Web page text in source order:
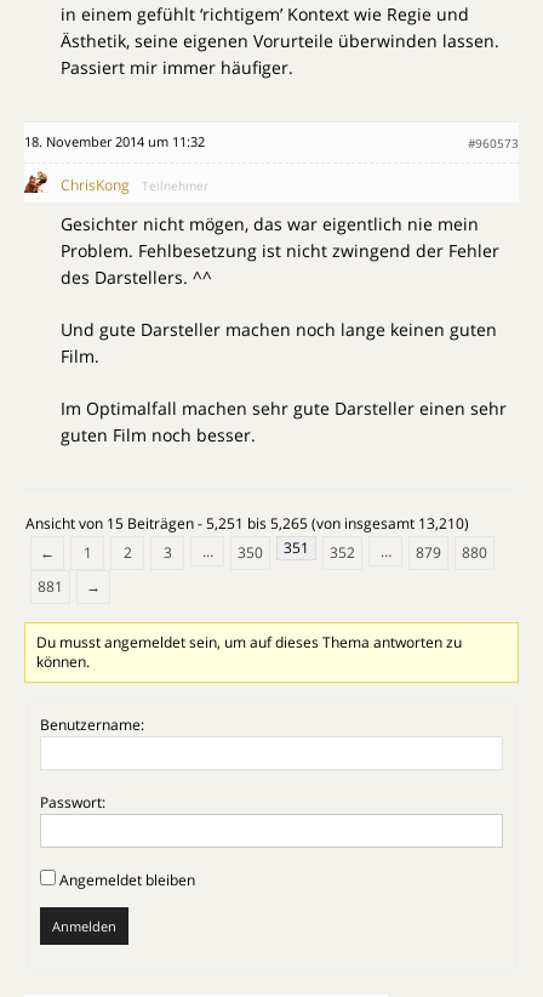
in einem gefühlt ‘richtigem’ Kontext wie Regie und
Ästhetik, seine eigenen Vorurteile überwinden lassen.
Passiert mir immer häufiger.
18. November 2014 um 11:32 #960573
ChrisKong Teilnehmer
Gesichter nicht mögen, das war eigentlich nie mein
Problem. Fehlbesetzung ist nicht zwingend der Fehler
des Darstellers. ^^
Und gute Darsteller machen noch lange keinen guten
Film.
Im Optimalfall machen sehr gute Darsteller einen sehr
guten Film noch besser.
Ansicht von 15 Beiträgen - 5,251 bis 5,265 (von insgesamt 13,210)
←
1 2 3 … 350 351 352 … 879
880
881
→
Du musst angemeldet sein, um auf dieses Thema antworten zu
können.
Benutzername:
Passwort:
Angemeldet bleiben
Anmelden